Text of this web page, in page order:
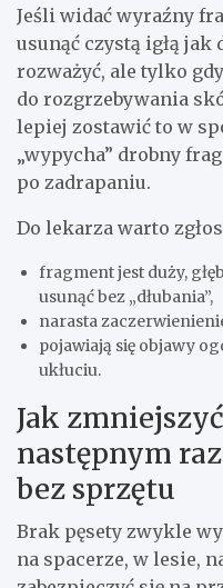
Jeśli widać wyraźny
usunąć czystą igłą
rozważyć, ale tylko
do rozgrzebywania
lepiej zostawić to w
„wypycha” drobny
po zadrapaniu.
Do lekarza warto
fragment jest duży,
usunąć bez „dłubania”,
narasta
pojawiają się objawy
ukłuciu.
Jak
następnym
bez sprzętu
Brak pęsety zwykle
na spacerze, w lesie,